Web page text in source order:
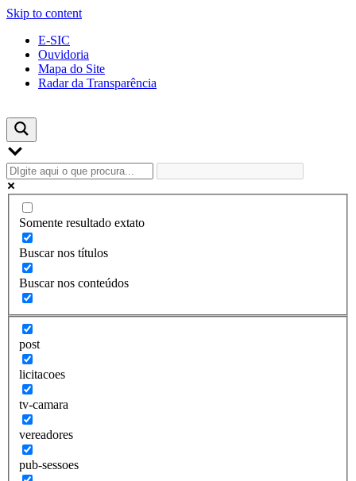
Skip to content
E-SIC
Ouvidoria
Mapa do Site
Radar da Transparência
Somente resultado extato
Buscar nos títulos
Buscar nos conteúdos
post
licitacoes
tv-camara
vereadores
pub-sessoes